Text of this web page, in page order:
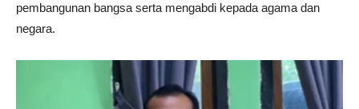
pembangunan bangsa serta mengabdi kepada agama dan
negara.